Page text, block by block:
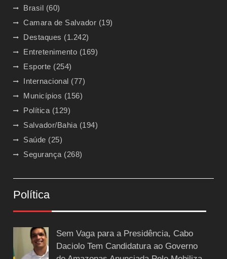
Brasil (60)
Camara de Salvador (19)
Destaques (1.242)
Entretenimento (169)
Esporte (254)
Internacional (77)
Municípios (156)
Política (129)
Salvador/Bahia (194)
Saúde (25)
Segurança (268)
Política
Sem Vaga para a Presidência, Cabo
Daciolo Tem Candidatura ao Governo